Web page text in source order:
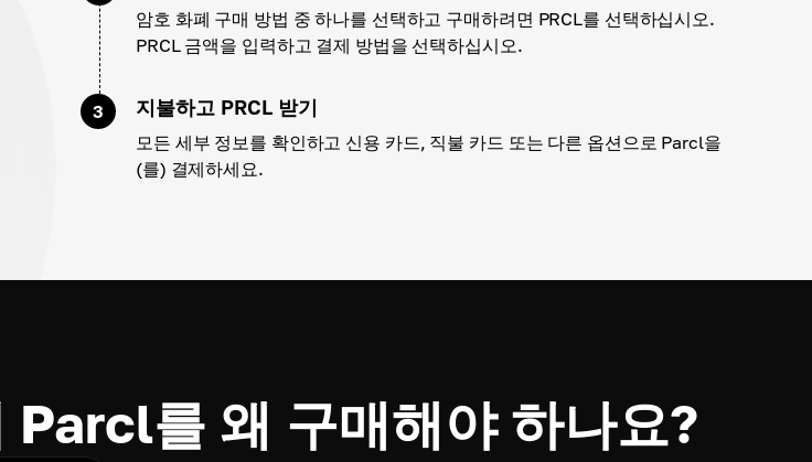
암호 화폐 구매 방법 중 하나를 선택하고 구매하려면 PRCL를 선택하십시오.
PRCL 금액을 입력하고 결제 방법을 선택하십시오.
3 지불하고 PRCL 받기
모든 세부 정보를 확인하고 신용 카드, 직불 카드 또는 다른 옵션으로 Parcl을
(를) 결제하세요.
를 왜 구매해야 하나요?